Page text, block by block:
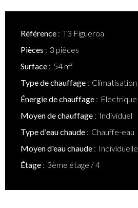
Référence
T3 Figueroa
Pièces
3 pièces
Surface
54 m²
Type de chauffage
Climatisation
Énergie de chauffage
Electrique
Moyen de chauffage
Individuel
Type d'eau chaude
Chauffe-eau
Moyen d'eau chaude
Individuelle
Étage
3ème étage / 4